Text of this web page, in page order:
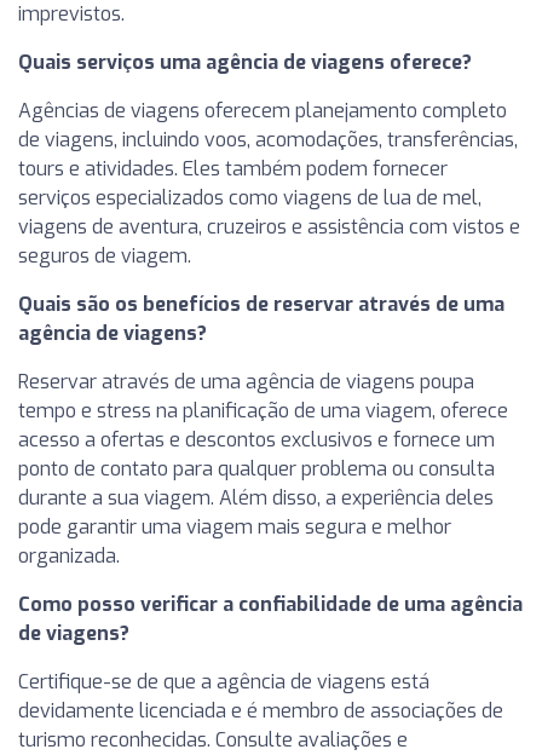
imprevistos.
Quais serviços uma agência de viagens oferece?
Agências de viagens oferecem planejamento completo
de viagens, incluindo voos, acomodações, transferências,
tours e atividades. Eles também podem fornecer
serviços especializados como viagens de lua de mel,
viagens de aventura, cruzeiros e assistência com vistos e
seguros de viagem.
Quais são os benefícios de reservar através de uma
agência de viagens?
Reservar através de uma agência de viagens poupa
tempo e stress na planificação de uma viagem, oferece
acesso a ofertas e descontos exclusivos e fornece um
ponto de contato para qualquer problema ou consulta
durante a sua viagem. Além disso, a experiência deles
pode garantir uma viagem mais segura e melhor
organizada.
Como posso verificar a confiabilidade de uma agência
de viagens?
Certifique-se de que a agência de viagens está
devidamente licenciada e é membro de associações de
turismo reconhecidas. Consulte avaliações e